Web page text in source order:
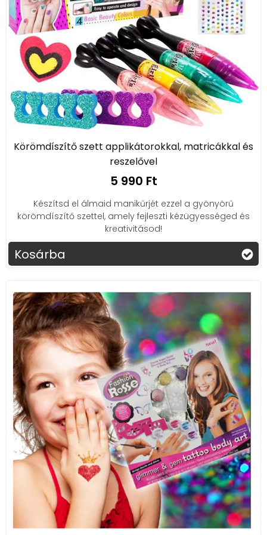
Körömdíszítő szett applikátorokkal, matricákkal és
reszelővel
5 990 Ft
Készítsd el álmaid manikűrjét ezzel a gyönyörű
körömdíszítő szettel, amely fejleszti kézügyességed és
kreativitásod!
Kosárba